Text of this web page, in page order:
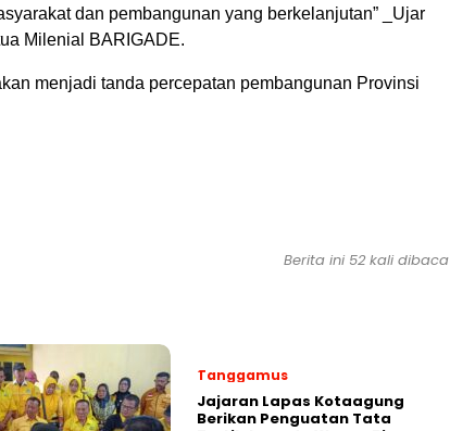
dan pembangunan yang berkelanjutan” _Ujar
Milenial BARIGADE.
menjadi tanda percepatan pembangunan Provinsi
Berita ini 52 kali dibaca
Tanggamus
Jajaran Lapas Kotaagung
Berikan Penguatan Tata